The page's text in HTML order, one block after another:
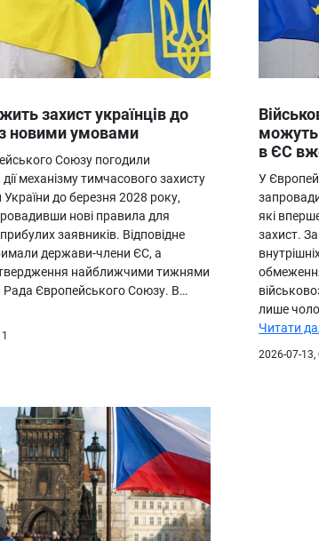
захист українців до
новими умовами
Союзу погодили
механізму тимчасового захисту
до березня 2028 року,
нові правила для
заявників. Відповідне
держави-члени ЄС, а
найближчими тижнями
Рада Європейського Союзу. В…
можуть
в ЄС
У
які
захист.
лише
Читати
2026-07-13,